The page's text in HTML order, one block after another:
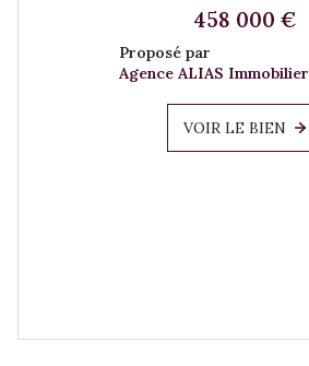
458 000 €
Proposé par
Agence ALIAS Immobilier
VOIR LE BIEN